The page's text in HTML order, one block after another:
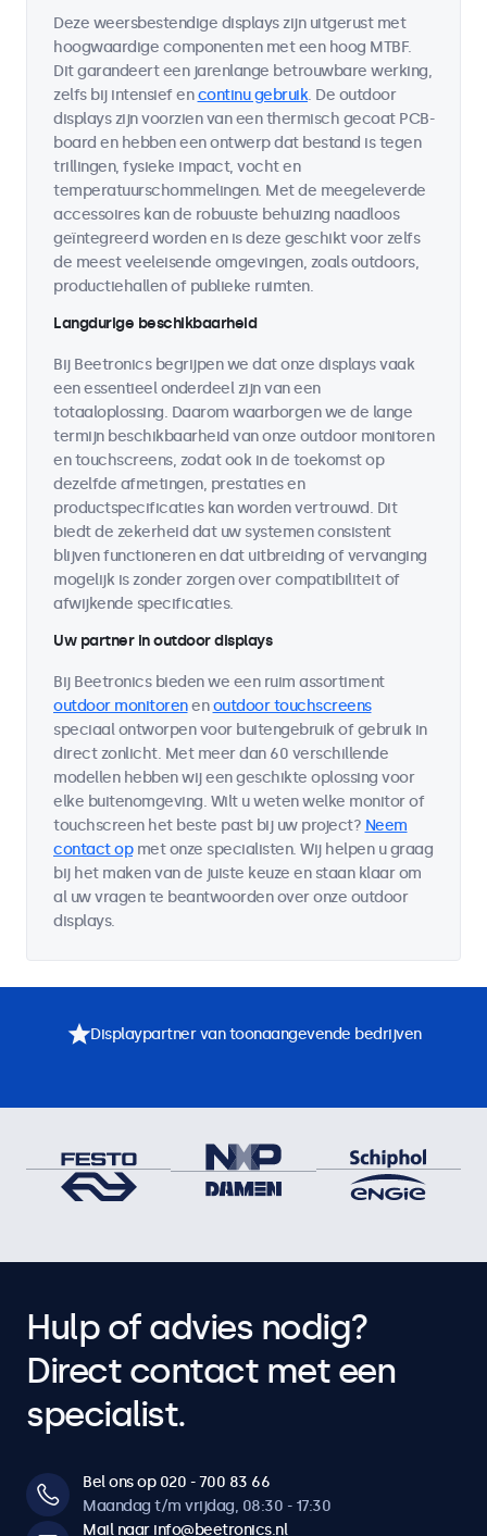
Deze weersbestendige displays zijn uitgerust met
hoogwaardige componenten met een hoog MTBF.
Dit garandeert een jarenlange betrouwbare werking,
zelfs bij intensief encontinu gebruik. De outdoor
displays zijn voorzien van een thermisch gecoat PCB-
board en hebben een ontwerp dat bestand is tegen
trillingen, fysieke impact, vocht en
temperatuurschommelingen. Met de meegeleverde
accessoires kan de robuuste behuizing naadloos
geïntegreerd worden en is deze geschikt voor zelfs
de meest veeleisende omgevingen, zoals outdoors,
productiehallen of publieke ruimten.
Langdurige beschikbaarheid
Bij Beetronics begrijpen we dat onze displays vaak
een essentieel onderdeel zijn van een
totaaloplossing. Daarom waarborgen we de lange
termijn beschikbaarheid van onze outdoor monitoren
en touchscreens, zodat ook in de toekomst op
dezelfde afmetingen, prestaties en
productspecificaties kan worden vertrouwd. Dit
biedt de zekerheid dat uw systemen consistent
blijven functioneren en dat uitbreiding of vervanging
mogelijk is zonder zorgen over compatibiliteit of
afwijkende specificaties.
Uw partner in outdoor displays
Bij Beetronics bieden we een ruim assortiment
outdoor monitorenenoutdoor touchscreens
speciaal ontworpen voor buitengebruik of gebruik in
direct zonlicht. Met meer dan 60 verschillende
modellen hebben wij een geschikte oplossing voor
elke buitenomgeving. Wilt u weten welke monitor of
touchscreen het beste past bij uw project? Neem
contact opmet onze specialisten. Wij helpen u graag
bij het maken van de juiste keuze en staan klaar om
al uw vragen te beantwoorden over onze outdoor
displays.
Displaypartner van toonaangevende bedrijven
Hulp of advies nodig?
Direct contact met een
specialist.
Bel ons op 020 - 700 83 66
Maandag t/m vrijdag, 08:30 - 17:30
Mail naar info@beetronics.nl